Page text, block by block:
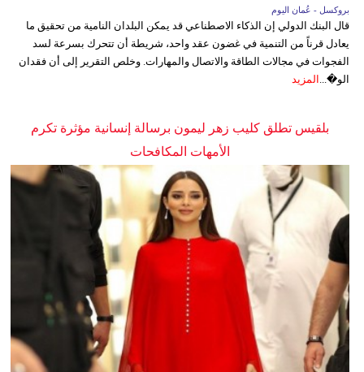
بروكسل - عُمان اليوم
قال البنك الدولي إن الذكاء الاصطناعي قد يمكن البلدان النامية من تحقيق ما
يعادل قرناً من التنمية في غضون عقد واحد، شريطة أن تتحرك بسرعة لسد
الفجوات في مجالات الطاقة والاتصال والمهارات. وخلص التقرير إلى أن فقدان
الو�... المزيد
بلقيس تطلق كليب زهر ليمون برسالة إنسانية مؤثرة تكرم
الأمهات المكافحات